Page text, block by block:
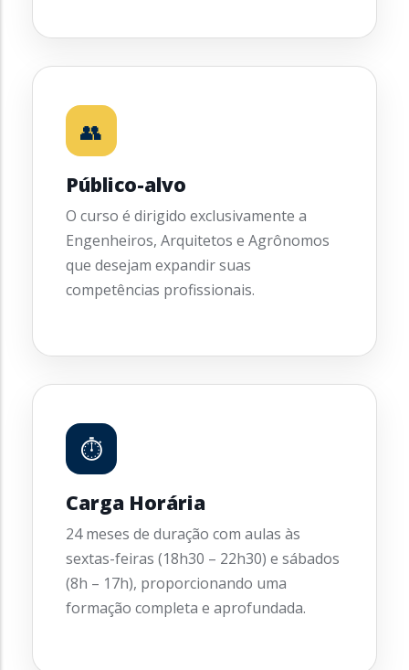
👥
Público-alvo
O curso é dirigido exclusivamente a
Engenheiros, Arquitetos e Agrônomos
que desejam expandir suas
competências profissionais.
⏱
Carga Horária
24 meses de duração com aulas às
sextas-feiras (18h30 – 22h30) e sábados
(8h – 17h), proporcionando uma
formação completa e aprofundada.